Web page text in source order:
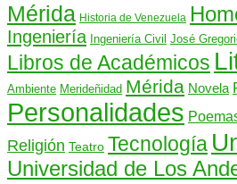
Mérida Historia de Venezuela
Ingeniería Ingeniería Civil José
Libros de Académicos
Ambiente Merideñidad Mérida Novela
Personalidades
Religión Teatro Tecnología
Universidad de Los